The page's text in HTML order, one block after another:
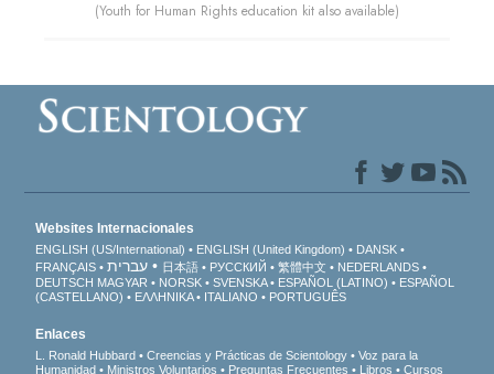
(Youth for Human Rights education kit also available)
Websites Internacionales
ENGLISH (US/International) ENGLISH (United Kingdom)
DANSK
FRANÇAIS
עברית 日本語 РУССКИЙ 繁體中文
NEDERLANDS
DEUTSCH MAGYAR NORSK SVENSKA ESPAÑOL (LATINO)
ESPAÑOL
(CASTELLANO)
ΕΛΛΗΝΙΚA ITALIANO PORTUGUÊS
Enlaces
L. Ronald Hubbard Creencias y Prácticas de Scientology
Voz para la
Humanidad
Ministros Voluntarios Preguntas Frecuentes Libros Cursos